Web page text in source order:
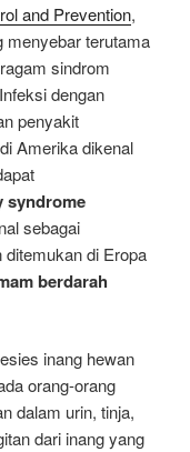
and Prevention,
menyebar terutama
sindrom
dengan
penyakit
Amerika dikenal
syndrome
sebagai
ditemukan di Eropa
berdarah
inang hewan
orang-orang
dalam urin, tinja,
dari inang yang